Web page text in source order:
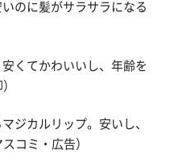
のに髪がサラサラになる
くてかわいいし、年齢を
ジカルリップ。安いし、
コミ・広告）